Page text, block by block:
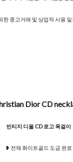
한 중고거래 및 상업적 사용
Dior CD
빈티지 디올 CD 로고 목걸이
​❥ 전체 화이트골드 도금 완료